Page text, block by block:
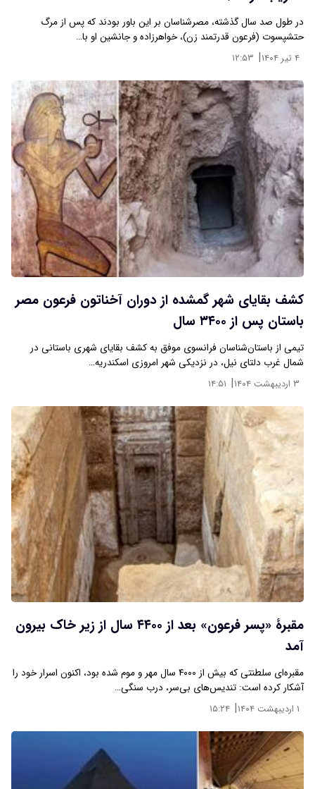
در طول صد سال گذشته، مصرشناسان بر این باور بودند که پس از مرگ
حتشپسوت (فرعون قدرتمند زن)، خواهرزاده و جانشین او با…
۴ تیر ۱۴۰۴ | ۱۲:۵۳
کشف بقایای شهر گمشده از دوران آخناتون فرعون مصر
باستان پس از ۳۴۰۰ سال
تیمی از باستان‌شناسان فرانسوی موفق به کشف بقایای شهری باستانی در
شمال غرب دلتای نیل، در نزدیکی شهر امروزی اسکندریه…
۳ اردیبهشت ۱۴۰۴ | ۱۴:۵۱
مقبرۀ «پسر فرعون» بعد از ۴۴۰۰ سال از زیر خاک بیرون
آمد
مقبره‌ای سلطنتی که بیش از ۴۰۰۰ سال مهر و موم شده بود، اکنون اسرار خود را
آشکار کرده است: تندیس‌های بی‌سر، درب سنگی…
۱ اردیبهشت ۱۴۰۴ | ۱۵:۲۴